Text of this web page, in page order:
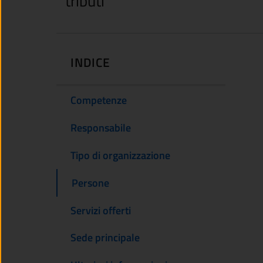
INDICE
Competenze
Responsabile
Tipo di organizzazione
Persone
Servizi offerti
Sede principale